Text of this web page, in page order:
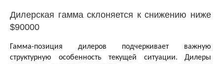
Дилерская гамма склоняется к снижению ниже
$90000
Гамма-позиция дилеров подчеркивает важную
структурную особенность текущей ситуации. Дилеры